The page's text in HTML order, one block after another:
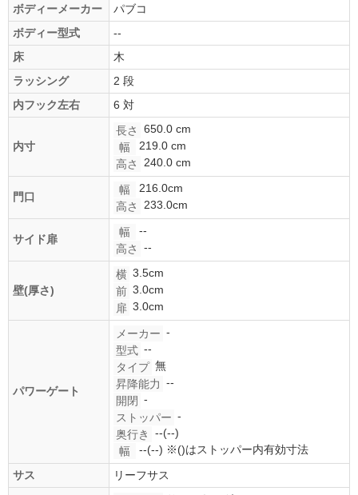
ボディーメーカー
パブコ
ボディー型式
--
床
木
ラッシング
2 段
内フック左右
6 対
内寸
長さ
650.0 cm
幅
219.0 cm
高さ
240.0 cm
門口
幅
216.0cm
高さ
233.0cm
サイド扉
幅
--
高さ
--
壁(厚さ)
横 3.5cm
前 3.0cm
扉 3.0cm
パワーゲート
メーカー -
型式 --
タイプ 無
昇降能力 --
開閉 -
ストッパー -
奥行き
--(--)
幅
--(--) ※()はストッパー内有効寸法
サス
リーフサス